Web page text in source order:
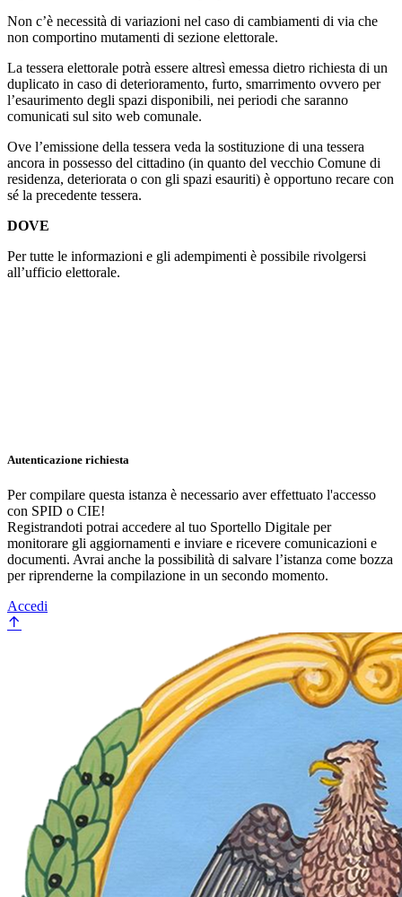
Non c’è necessità di variazioni nel caso di cambiamenti di via che
non comportino mutamenti di sezione elettorale.
La tessera elettorale potrà essere altresì emessa dietro richiesta di un
duplicato in caso di deterioramento, furto, smarrimento ovvero per
l’esaurimento degli spazi disponibili, nei periodi che saranno
comunicati sul sito web comunale.
Ove l’emissione della tessera veda la sostituzione di una tessera
ancora in possesso del cittadino (in quanto del vecchio Comune di
residenza, deteriorata o con gli spazi esauriti) è opportuno recare con
sé la precedente tessera.
DOVE
Per tutte le informazioni e gli adempimenti è possibile rivolgersi
all’ufficio elettorale.
Autenticazione richiesta
Per compilare questa istanza è necessario aver effettuato l'accesso
con SPID o CIE!
Registrandoti potrai accedere al tuo Sportello Digitale per
monitorare gli aggiornamenti e inviare e ricevere comunicazioni e
documenti. Avrai anche la possibilità di salvare l’istanza come bozza
per riprenderne la compilazione in un secondo momento.
Accedi